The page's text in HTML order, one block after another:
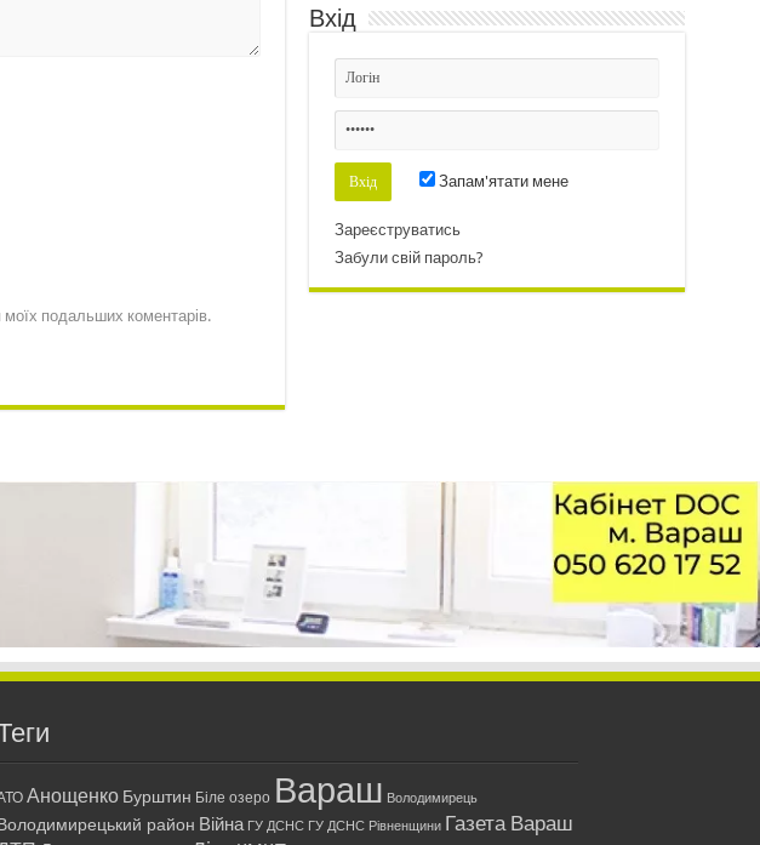
подальших коментарів.
Вхід
Запам'ятати мене
Зареєструватись
Забули свій пароль?
Анощенко Бурштин Біле озеро Вараш Володимирець
район Війна ГУ ДСНС ГУ ДСНС Рівненщини Газета Вараш